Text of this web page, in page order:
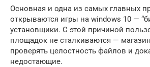
Основная и одна из самых главных
открываются игры на windows 10 —
установщики. С этой причиной
площадок не сталкиваются —
проверять целостность файлов и
недостающие.